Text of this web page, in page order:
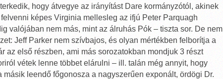
hogy átvegye az irányítást Dare kormányzótól, akinek
képes Virginia mellesleg az ifjú Peter Parquagh
valójában nem más, mint az álruhás Pók – tiszta sor. De nem
Jeff Parker nem szívbajos, és olyan mértékben felborítja a
az első részben, ami más sorozatokban mondjuk 3 részt
vétek lenne többet elárulni – ill. talán még annyit, hogy
másik leendő főgonosza a nagyszerűen exponált, ördögi Dr.